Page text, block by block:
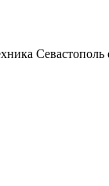
Севастополь